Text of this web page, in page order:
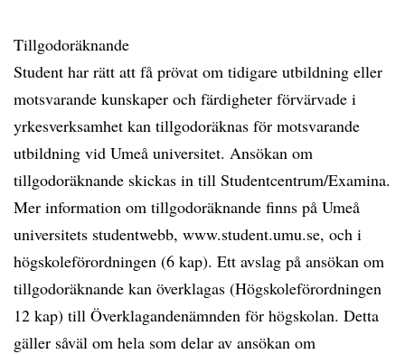
Tillgodoräknande
Student har rätt att få prövat om tidigare utbildning eller
motsvarande kunskaper och färdigheter förvärvade i
yrkesverksamhet kan tillgodoräknas för motsvarande
utbildning vid Umeå universitet. Ansökan om
tillgodoräknande skickas in till Studentcentrum/Examina.
Mer information om tillgodoräknande finns på Umeå
universitets studentwebb, www.student.umu.se, och i
högskoleförordningen (6 kap). Ett avslag på ansökan om
tillgodoräknande kan överklagas (Högskoleförordningen
12 kap) till Överklagandenämnden för högskolan. Detta
gäller såväl om hela som delar av ansökan om